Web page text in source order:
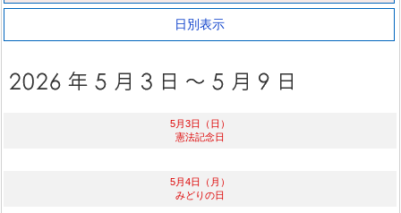
日別表示
5月3日（日）
憲法記念日
5月4日（月）
みどりの日